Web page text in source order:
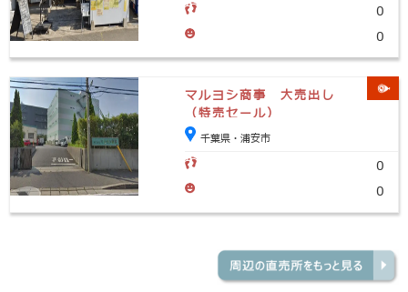
0
0
マルヨシ商事 大売出し
（特売セール）
千葉県・浦安市
0
0